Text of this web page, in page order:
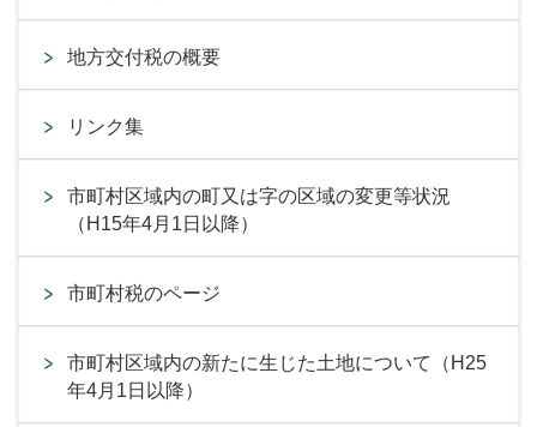
地方交付税の概要
リンク集
市町村区域内の町又は字の区域の変更等状況
（H15年4月1日以降）
市町村税のページ
市町村区域内の新たに生じた土地について（H25
年4月1日以降）